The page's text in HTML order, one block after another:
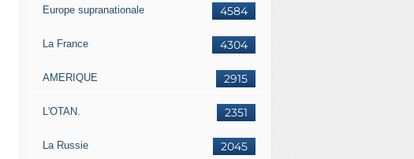
4584
Europe supranationale
4304
La France
2915
AMERIQUE
2351
L'OTAN.
2045
La Russie